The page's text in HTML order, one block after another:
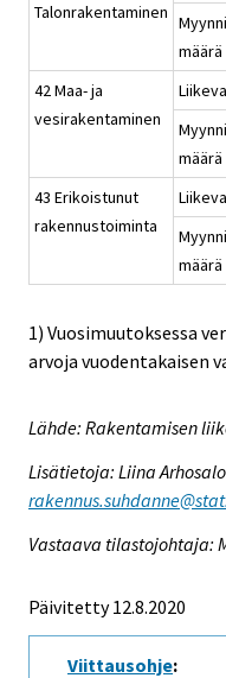
Talonrakentaminen
määrä
42 Maa- ja
vesirakentaminen
määrä
43 Erikoistunut
rakennustoiminta
määrä
1) Vuosimuutoksessa
arvoja vuodentakaisen
Lähde: Rakentamisen
Lisätietoja: Liina
Vastaava tilastojohtaja:
Päivitetty 12.8.2020
Viittausohje: